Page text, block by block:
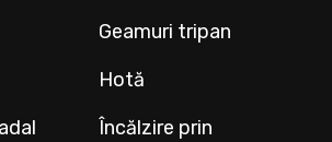
Geamuri tripan
Hotă
Încălzire prin